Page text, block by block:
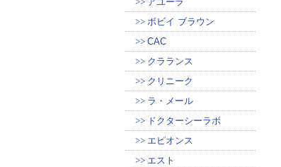
ボビイ ブラウン
CAC
クラランス
クリニーク
ラ・メール
ドクターシーラボ
エピオンス
エスト